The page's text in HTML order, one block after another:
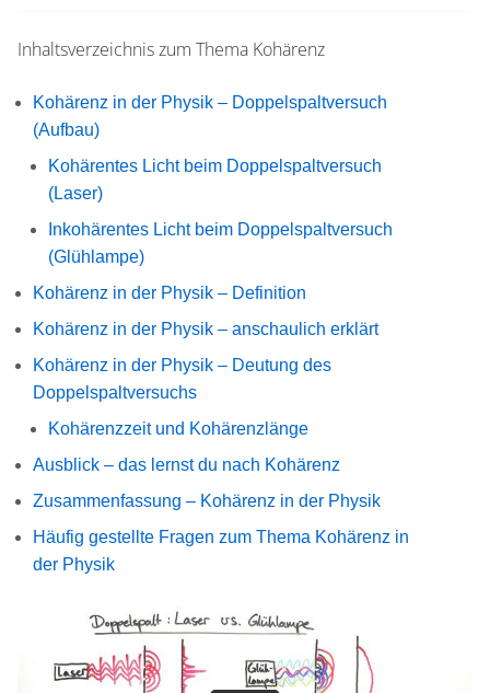
Inhaltsverzeichnis zum Thema Kohärenz
Kohärenz in der Physik – Doppelspaltversuch
(Aufbau)
Kohärentes Licht beim Doppelspaltversuch
(Laser)
Inkohärentes Licht beim Doppelspaltversuch
(Glühlampe)
Kohärenz in der Physik – Definition
Kohärenz in der Physik – anschaulich erklärt
Kohärenz in der Physik – Deutung des
Doppelspaltversuchs
Kohärenzzeit und Kohärenzlänge
Ausblick – das lernst du nach Kohärenz
Zusammenfassung – Kohärenz in der Physik
Häufig gestellte Fragen zum Thema Kohärenz in
der Physik